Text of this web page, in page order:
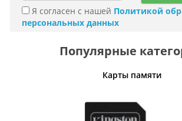
Я согласен с нашей Политикой
персональных данных
Популярные
Карты памяти